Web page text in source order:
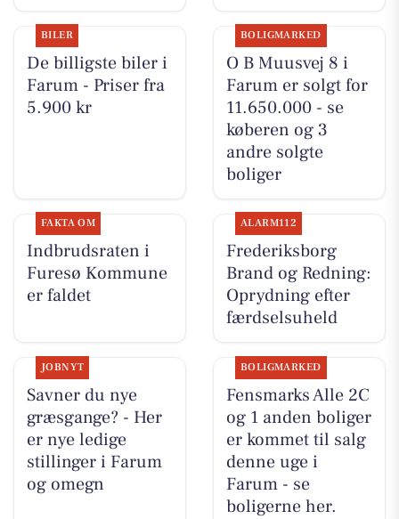
BILER
De billigste biler i
Farum - Priser fra
5.900 kr
BOLIGMARKED
O B Muusvej 8 i
Farum er solgt for
11.650.000 - se
køberen og 3
andre solgte
boliger
FAKTA OM
Indbrudsraten i
Furesø Kommune
er faldet
ALARM112
Frederiksborg
Brand og Redning:
Oprydning efter
færdselsuheld
JOBNYT
Savner du nye
græsgange? - Her
er nye ledige
stillinger i Farum
og omegn
BOLIGMARKED
Fensmarks Alle 2C
og 1 anden boliger
er kommet til salg
denne uge i
Farum - se
boligerne her.